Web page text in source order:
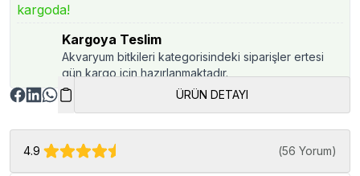
kargoda!
Kargoya Teslim
Akvaryum bitkileri kategorisindeki siparişler ertesi
gün kargo için hazırlanmaktadır.
ÜRÜN DETAYI
4.9 (56 Yorum)